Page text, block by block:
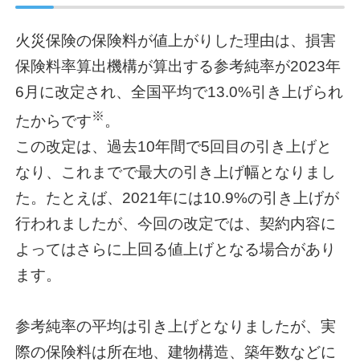
火災保険の保険料が値上がりした理由は、損害
保険料率算出機構が算出する参考純率が2023年
6月に改定され、全国平均で13.0%引き上げられ
たからです※ 。
この改定は、過去10年間で5回目の引き上げと
なり、これまでで最大の引き上げ幅となりまし
た。たとえば、2021年には10.9%の引き上げが
行われましたが、今回の改定では、契約内容に
よってはさらに上回る値上げとなる場合があり
ます。
参考純率の平均は引き上げとなりましたが、実
際の保険料は所在地、建物構造、築年数などに